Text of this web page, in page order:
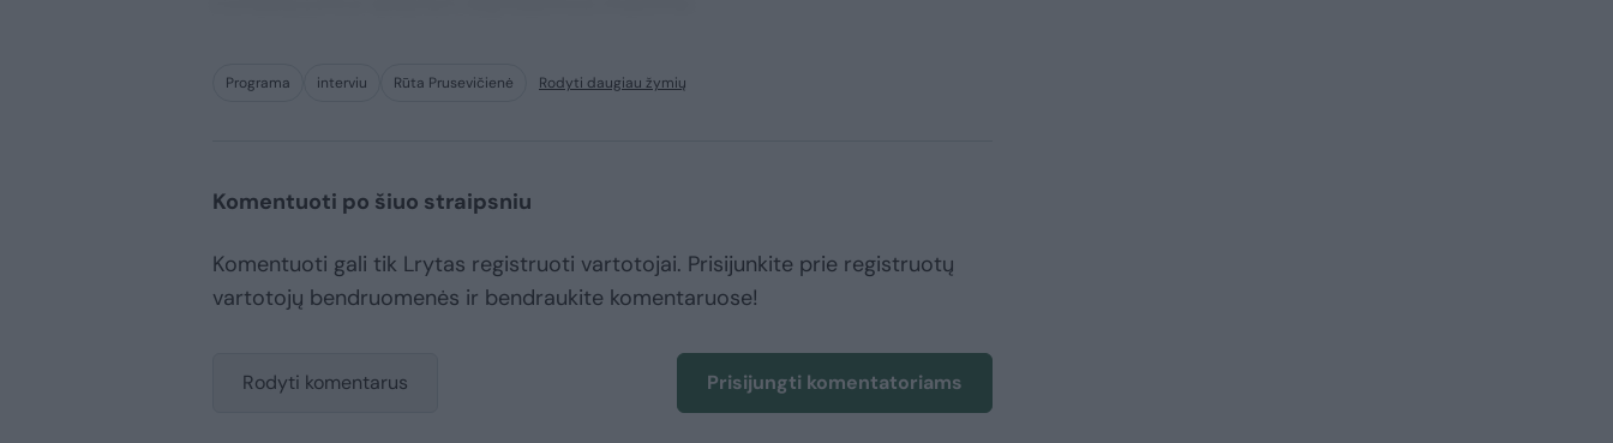
Programa interviu Rūta Prusevičienė Rodyti daugiau žymių
Komentuoti po šiuo straipsniu
Komentuoti gali tik Lrytas registruoti vartotojai. Prisijunkite prie registruotų
vartotojų bendruomenės ir bendraukite komentaruose!
Rodyti komentarus Prisijungti komentatoriams